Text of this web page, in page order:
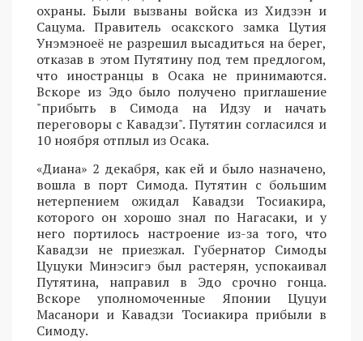
охраны. Были вызваны войска из Хидзэн и
Сацума. Правитель осакского замка Цутия
Унэмэноеё не разрешил высадиться на берег,
отказав в этом Путятину под тем предлогом,
что иностранцы в Осака не принимаются.
Вскоре из Эдо было получено приглашение
"прибыть в Симода на Идзу и начать
переговоры с Кавадзи". Путятин согласился и
10 ноября отплыл из Осака.
«Диана» 2 декабря, как ей и было назначено,
вошла в порт Симода. Путятин с большим
нетерпением ожидал Кавадзи Тосиакира,
которого он хорошо знал по Нагасаки, и у
него портилось настроение из-за того, что
Кавадзи не приезжал. Губернатор Симоды
Цуцуки Минэсигэ был растерян, успокаивал
Путятина, направил в Эдо срочно гонца.
Вскоре уполномоченные Японии Цуцуи
Масанори и Кавадзи Тосиакира прибыли в
Симоду.